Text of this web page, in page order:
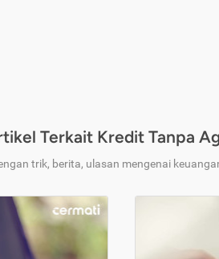
Terkait Kredit Tanpa
trik, berita, ulasan mengenai